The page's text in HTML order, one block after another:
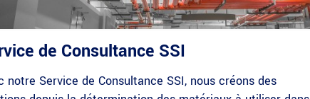
de Consultance SSI
notre Service de Consultance SSI, nous créons des